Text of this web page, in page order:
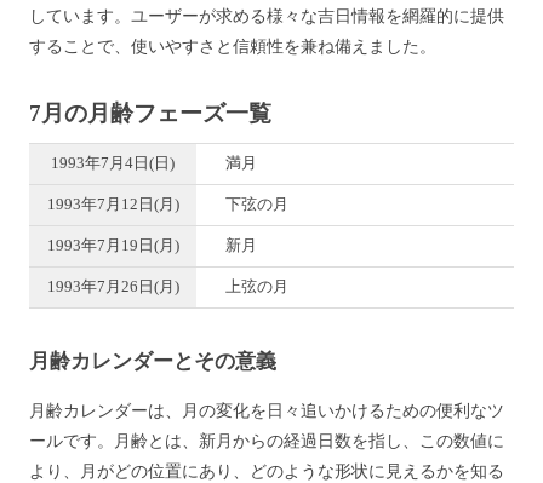
しています。ユーザーが求める様々な吉日情報を網羅的に提供
することで、使いやすさと信頼性を兼ね備えました。
7月の月齢フェーズ一覧
1993年7月4日(日) 満月
1993年7月12日(月) 下弦の月
1993年7月19日(月) 新月
1993年7月26日(月) 上弦の月
月齢カレンダーとその意義
月齢カレンダーは、月の変化を日々追いかけるための便利なツ
ールです。月齢とは、新月からの経過日数を指し、この数値に
より、月がどの位置にあり、どのような形状に見えるかを知る